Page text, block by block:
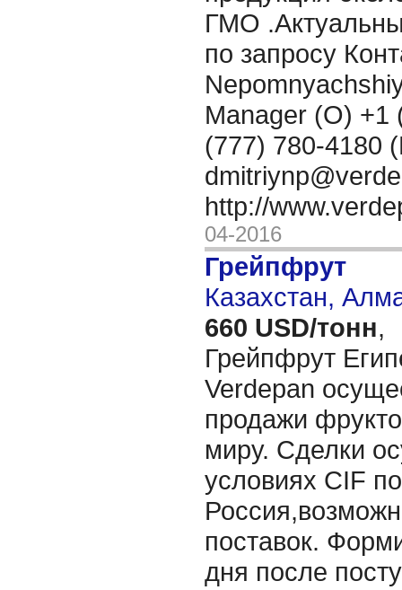
ГМО
по запросу
Manager (O) +1
(777) 780-4180
http://
04-2016
Грейпфрут
Казахстан,
660 USD/тонн,
Грейпфрут
Verdepan
продажи
миру. Сделки
условиях CIF
поставок.
дня после